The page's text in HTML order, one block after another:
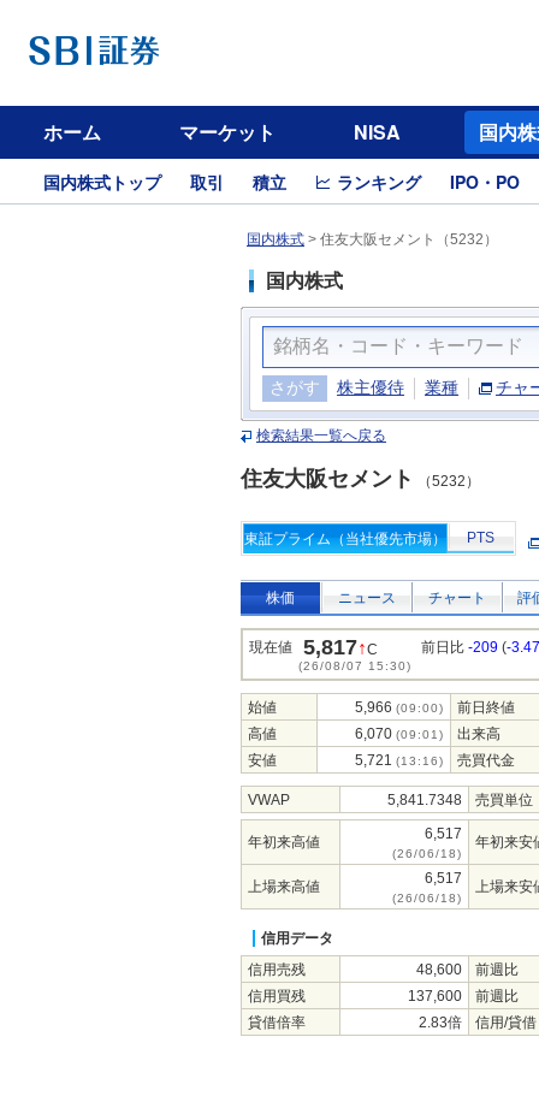
ホーム マーケット NISA 国内
国内株式トップ 取引 積立 ランキング IPO・PO
国内株式 > 住友大阪セメント（5232）
国内株式
さがす 株主優待 業種 チャ
検索結果一覧へ戻る
住友大阪セメント （5232）
東証プライム（当社優先市場） PTS
株価 ニュース チャート 評
現在値 5,817↑C
(26/08/07 15:30)
前日比 -209 (-
始値 5,966 (09:00)
前日終値
高値
6,070 (09:01)
出来高
安値
5,721 (13:16) 売買代金
VWAP 5,841.7348 売買単位
年初来高値 6,517
(26/06/18)
年初来安
上場来高値 6,517
(26/06/18)
上場来安
信用データ
信用売残
48,600
前週比
信用買残
137,600
前週比
貸借倍率
2.83倍 信用/貸借